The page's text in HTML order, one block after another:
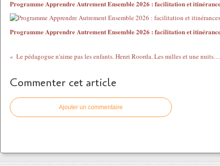
Programme Apprendre Autrement Ensemble 2026 : facilitation et
Programme Apprendre Autrement Ensemble 2026 : facilitation et
Le pédagogue n'aime pas les enfants. Henri Roorda. Les milles et une nuits. 2012
Commenter cet article
Ajouter un commentaire